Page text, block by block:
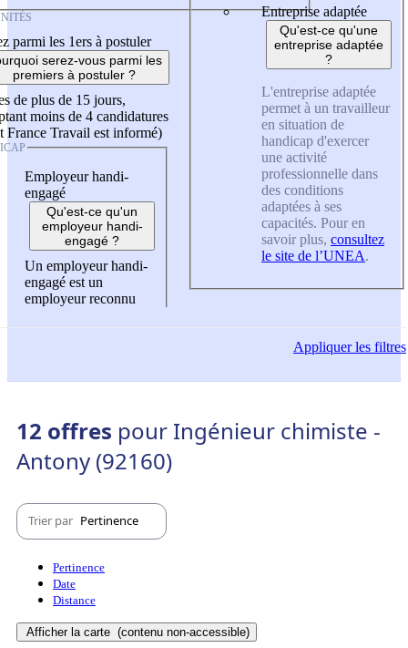
parmi les 1ers à postuler
serez-vous parmi les
premiers à postuler ?
de plus de 15 jours,
moins de 4 candidatures
France Travail est informé)
Employeur handi-
engagé
Qu'est-ce qu'un
employeur handi-
engagé ?
Un employeur handi-
engagé est un
employeur reconnu
Entreprise adaptée
Qu'est-ce qu'une
entreprise adaptée
?
L'entreprise adaptée
permet à un travailleur
en situation de
handicap d'exercer
une activité
professionnelle dans
des conditions
adaptées à ses
capacités. Pour en
savoir plus, consultez
le site de l’UNEA.
Appliquerles filtres
12 offres pour Ingénieur chimiste -
Antony (92160)
Trier par Pertinence
Pertinence
Date
Distance
Afficher la carte (contenu non-accessible)